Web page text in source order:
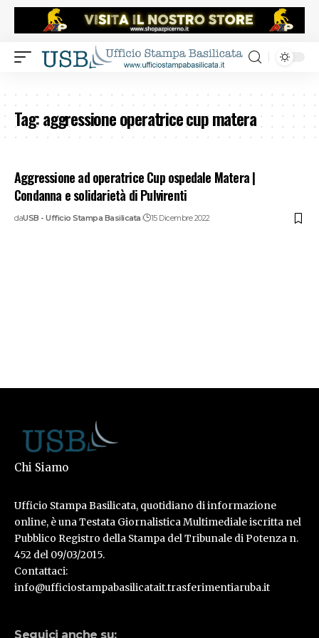
Tag:aggressione operatrice cup matera
Aggressione ad operatrice Cup ospedale Matera |
Condanna e solidarietà di Pulvirenti
daUSB - Ufficio Stampa Basilicata 15 Dicembre 2022
Chi Siamo
Ufficio Stampa Basilicata, quotidiano di informazione
online, è una Testata Giornalistica Multimediale iscritta nel
Pubblico Registro della Stampa del Tribunale di Potenza n.
452 del 09/03/2015.
Contattaci:
info@ufficiostampabasilicatait.trasferimentiaruba.it
Seguici anche su: